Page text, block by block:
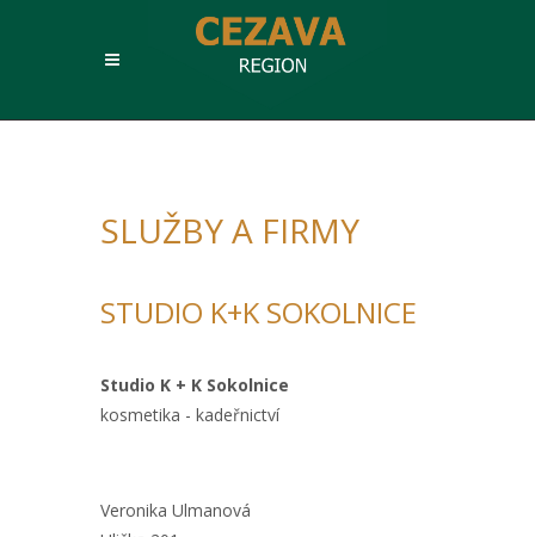
SLUŽBY A FIRMY
STUDIO K+K SOKOLNICE
Studio K + K Sokolnice
kosmetika - kadeřnictví
Veronika Ulmanová